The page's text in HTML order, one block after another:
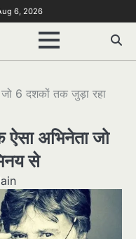
6, 2026
6 दशकों तक जुड़ा रहा
अभिनेता जो
से